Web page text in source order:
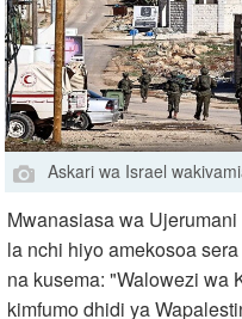
Askari wa Israel
Mwanasiasa wa
la nchi hiyo amekosoa
na kusema: "Walowezi wa
kimfumo dhidi ya